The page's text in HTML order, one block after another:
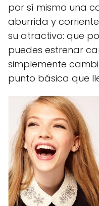
por sí mismo una
aburrida y
su atractivo: que
puedes estrenar
simplemente
punto básica que